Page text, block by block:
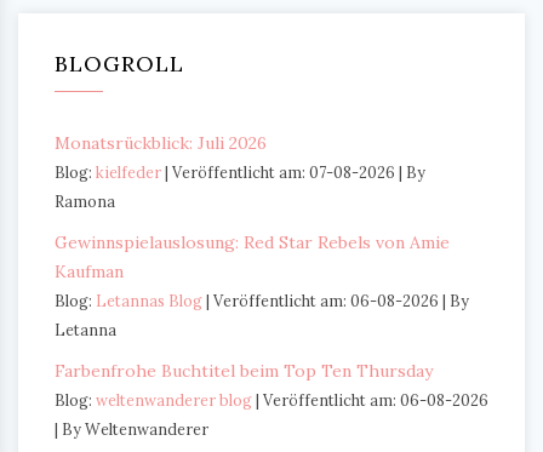
BLOGROLL
Monatsrückblick: Juli 2026
Blog: kielfeder Veröffentlicht am: 07-08-2026
By
Ramona
Gewinnspielauslosung: Red Star Rebels von Amie
Kaufman
Blog: Letannas Blog Veröffentlicht am: 06-08-2026
By
Letanna
Farbenfrohe Buchtitel beim Top Ten Thursday
Blog: weltenwanderer blog Veröffentlicht am: 06-08-2026
By Weltenwanderer